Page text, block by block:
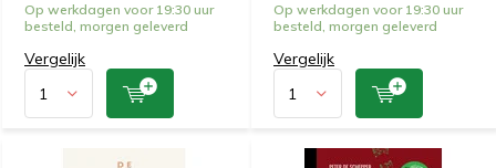
Op werkdagen voor 19:30 uur
besteld, morgen geleverd
Vergelijk
Op werkdagen voor 19:30 uur
besteld, morgen geleverd
Vergelijk